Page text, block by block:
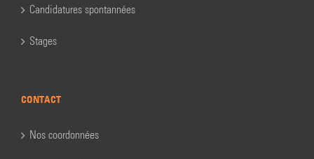
Candidatures spontannées
Stages
CONTACT
Nos coordonnées